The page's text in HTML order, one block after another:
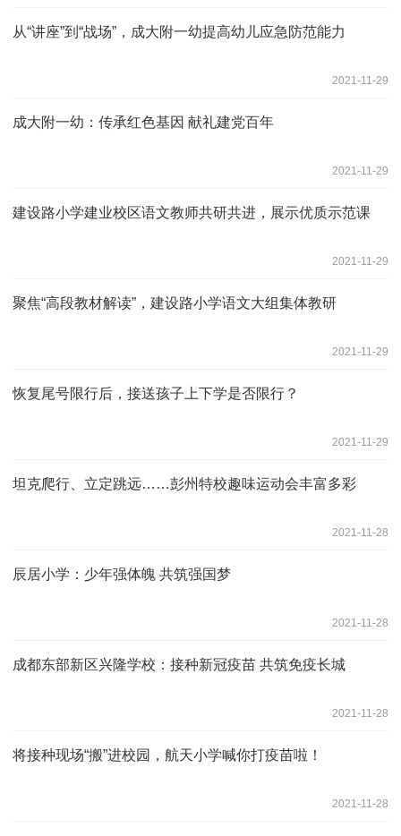
从“讲座”到“战场”，成大附一幼提高幼儿应急防范能力
2021-11-29
成大附一幼：传承红色基因 献礼建党百年
2021-11-29
建设路小学建业校区语文教师共研共进，展示优质示范课
2021-11-29
聚焦“高段教材解读”，建设路小学语文大组集体教研
2021-11-29
恢复尾号限行后，接送孩子上下学是否限行？
2021-11-29
坦克爬行、立定跳远……彭州特校趣味运动会丰富多彩
2021-11-28
辰居小学：少年强体魄 共筑强国梦
2021-11-28
成都东部新区兴隆学校：接种新冠疫苗 共筑免疫长城
2021-11-28
将接种现场“搬”进校园，航天小学喊你打疫苗啦！
2021-11-28